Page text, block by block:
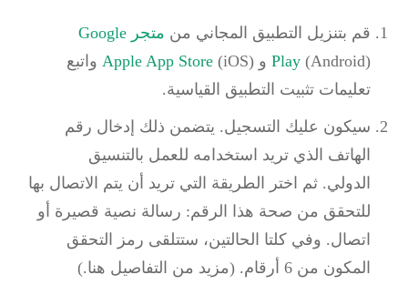
قم بتنزيل التطبيق المجاني من
متجر Google
Play(Android) و Apple App Store(iOS) واتبع
تعليمات تثبيت التطبيق القياسية.
سيكون عليك التسجيل. يتضمن ذلك إدخال رقم
الهاتف الذي تريد استخدامه للعمل بالتنسيق
الدولي. ثم اختر الطريقة التي تريد أن يتم الاتصال بها
للتحقق من صحة هذا الرقم: رسالة نصية قصيرة أو
اتصال. وفي كلتا الحالتين، ستتلقى رمز التحقق
المكون من 6 أرقام. (مزيد من التفاصيل هنا.)